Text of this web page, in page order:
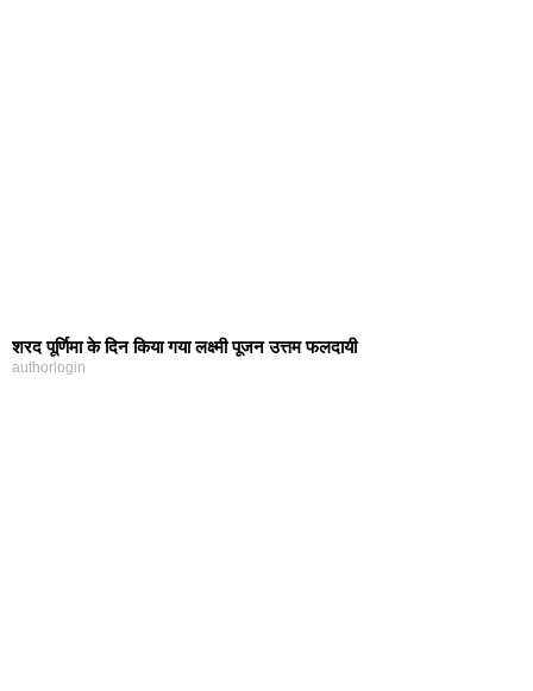
शरद पूर्णिमा के दिन किया गया लक्ष्मी पूजन उत्तम फलदायी
authorlogin